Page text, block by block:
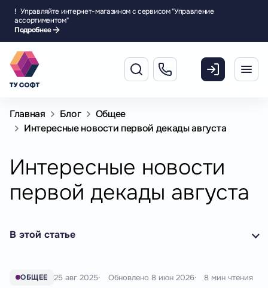
! Управляйте интернет-магазином с сервисом "Управление
ассортиментом"
Подробнее
Главная Блог
Общее
Интересные новости первой декады августа
Интересные новости
первой декады августа
В этой статье
ОБЩЕЕ 25 авг 2025 Обновлено 8 июн 2026 8 мин чтения